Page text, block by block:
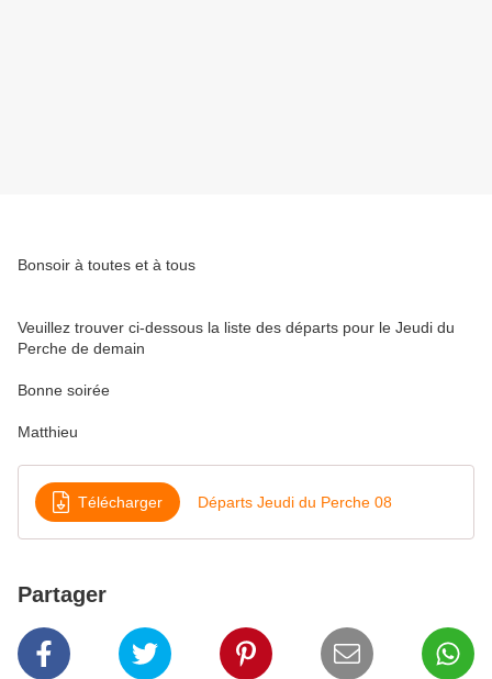
Bonsoir à toutes et à tous
Veuillez trouver ci-dessous la liste des départs pour le Jeudi du
Perche de demain
Bonne soirée
Matthieu
Télécharger Départs Jeudi du Perche 08
Partager